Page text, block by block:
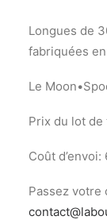
Longues de
fabriquées
Le
Prix du lot
Coût d’envoi:
Passez votre